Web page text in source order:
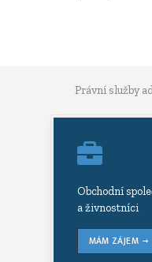
Právní služby
Obchodní
a živnostníci
MÁM ZÁJEM